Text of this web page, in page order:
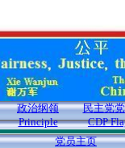
政治纲领
Principle
民主党
CDP
党员主页